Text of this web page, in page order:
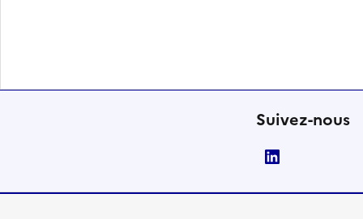
Suivez-nous